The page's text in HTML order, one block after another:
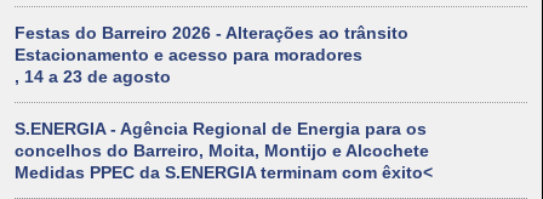
Festas do Barreiro 2026 - Alterações ao trânsito
Estacionamento e acesso para moradores
, 14 a 23 de agosto
S.ENERGIA - Agência Regional de Energia para os
concelhos do Barreiro, Moita, Montijo e Alcochete
Medidas PPEC da S.ENERGIA terminam com êxito<